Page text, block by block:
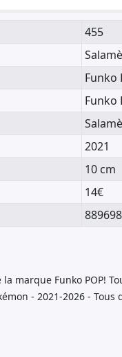
455
Funko
Funko
2021
10 cm
14€
marque Funko POP!
- 2021-2026 - Tous